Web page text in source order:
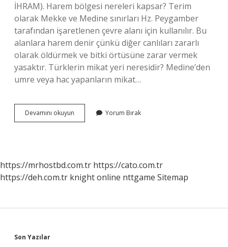
İHRAM). Harem bölgesi nereleri kapsar? Terim
olarak Mekke ve Medine sınırları Hz. Peygamber
tarafından işaretlenen çevre alanı için kullanılır. Bu
alanlara harem denir çünkü diğer canlıları zararlı
olarak öldürmek ve bitki örtüsüne zarar vermek
yasaktır. Türklerin mikat yeri neresidir? Medine’den
umre veya hac yapanların mikat…
Devamını okuyun
Bölgesi
Yorum Bırak
https://mrhostbd.com.tr https://cato.com.tr
https://deh.com.tr knight online nttgame Sitemap
Son Yazılar